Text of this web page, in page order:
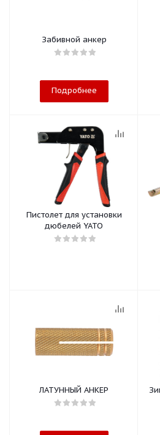
Забивной анкер
Подробнее
Пистолет для установки
дюбелей YATO
ЛАТУННЫЙ АНКЕР